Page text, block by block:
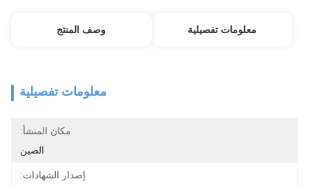
معلومات تفصيلية وصف المنتج
معلومات تفصيلية
مكان المنشأ:
الصين
إصدار الشهادات: